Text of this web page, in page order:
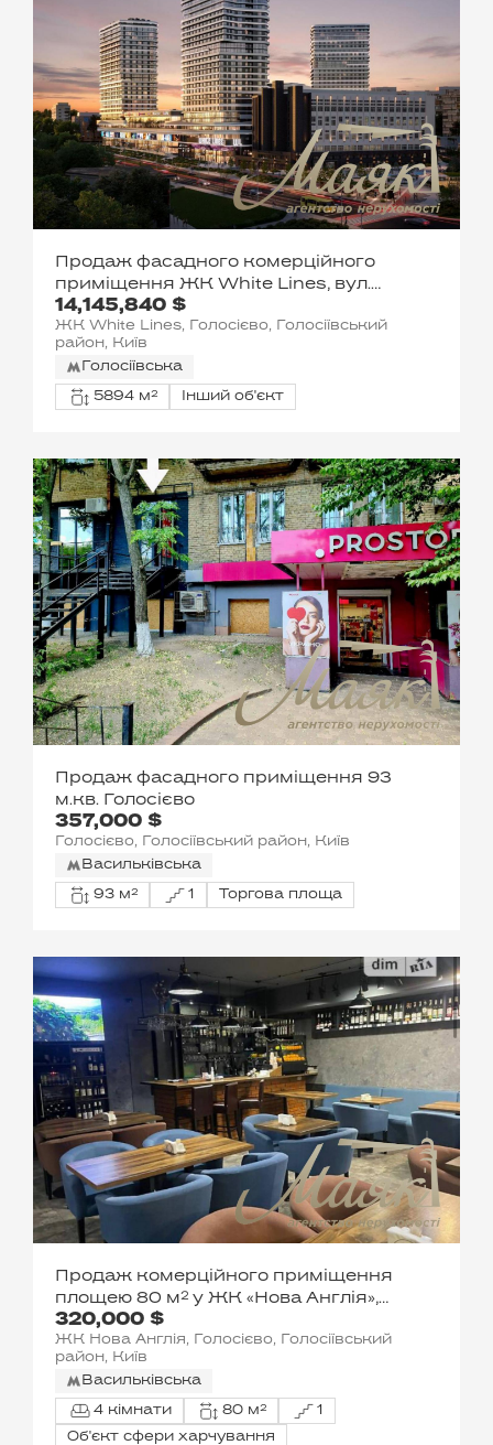
14,145,840 $
Продаж фасадного комерційного
приміщення ЖК White Lines, вул.
Васильківська
ЖК White Lines, Голосієво, Голосіївський
район, Київ
Голосіївська
5894 м² Інший об'єкт
357,000 $
Продаж фасадного приміщення 93
м.кв. Голосієво
Голосієво, Голосіївський район, Київ
Васильківська
93 м² 1 Торгова площа
320,000 $
Продаж комерційного приміщення
площею 80 м² у ЖК «Нова Англія»,
Голосіївський район
ЖК Нова Англія, Голосієво, Голосіївський
район, Київ
Васильківська
4 кімнати 80 м²
1
Об'єкт сфери харчування